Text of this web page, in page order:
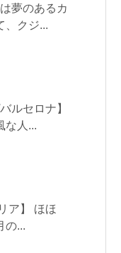
夢のあるカ
、クジ...
ルセロナ】
な人...
ア】 ほほ
の...